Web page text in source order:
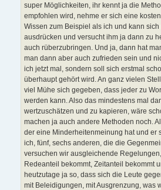
super Möglichkeiten, ihr kennt ja die
empfohlen wird, nehme er sich eine
Wissen zum Beispiel als ich und kann
ausdrücken und versucht ihm ja dann zu
auch rüberzubringen. Und ja, dann hat
man dann aber auch zufrieden sein und
ich jetzt mal, sondern soll sich erstmal
überhaupt gehört wird. An ganz vielen
viel Mühe sich gegeben, dass jeder zu
werden kann. Also das mindestens mal
wertzuschätzen und zu kapieren, wäre
machen ja auch andere Methoden noch.
der eine Minderheitenmeinung hat und er
ich, fünf, sechs anderen, die die
versuchen wir ausgleichende
Redeanteil bekommt, Zeitanteil bekommt
heutzutage ja so, dass sich die Leute
mit Beleidigungen, mit Ausgrenzung, was